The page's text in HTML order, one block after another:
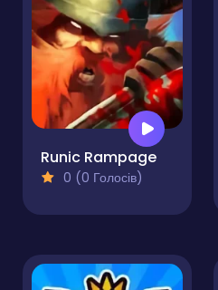
Runic Rampage
0 (0 Голосів)